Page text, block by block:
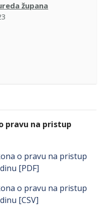
župana
pravu na pristup
o pravu na pristup
[PDF]
o pravu na pristup
[CSV]